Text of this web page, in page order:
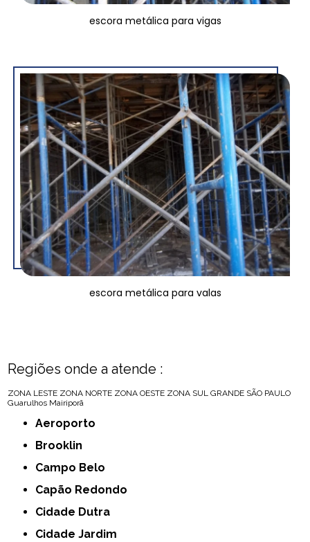
escora metálica para vigas
escora metálica para valas
Regiões onde a atende :
ZONA LESTE ZONA NORTE ZONA OESTE ZONA SUL GRANDE SÃO PAULO
Guarulhos Mairiporã
Aeroporto
Brooklin
Campo Belo
Capão Redondo
Cidade Dutra
Cidade Jardim